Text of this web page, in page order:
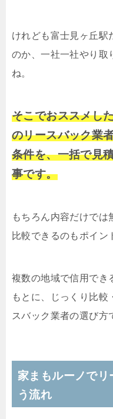
けれども富士見ヶ丘駅
のか、一社一社やり取
ね。
そこでおススメし
のリースバック業
条件を、一括で見
事です。
もちろん内容だけでは
比較できるのもポイン
複数の地域で信用でき
もとに、じっくり比較
スバック業者の選び方
家まもルーノで
う流れ